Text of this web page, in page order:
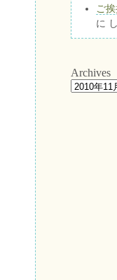
ご
に
Archives